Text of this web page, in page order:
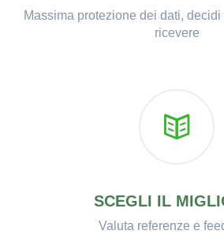
Massima protezione dei dati,
ricevere
SCEGLI IL
Valuta referenze e